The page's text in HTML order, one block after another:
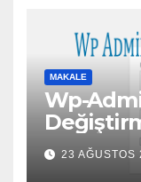
MAKALE
Wp-
23 AĞUSTOS